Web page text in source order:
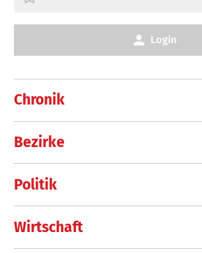
Chronik
Bezirke
Politik
Wirtschaft
Login